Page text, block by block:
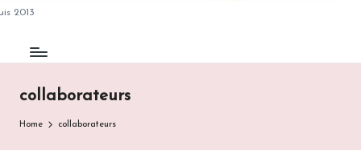
2013
collaborateurs
Home collaborateurs